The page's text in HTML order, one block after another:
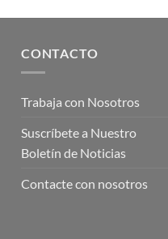
CONTACTO
Trabaja con Nosotros
Suscríbete a Nuestro
Boletín de Noticias
Contacte con nosotros